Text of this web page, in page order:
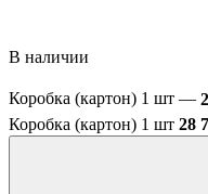
В наличии
Коробка (картон) 1 шт —
Коробка (картон) 1 шт 28